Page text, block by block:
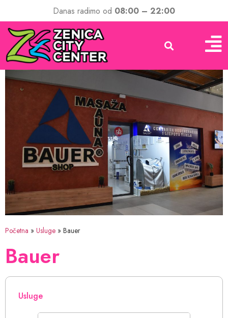
Danas radimo od 08:00 – 22:00
Početna » Usluge » Bauer
Bauer
Usluge